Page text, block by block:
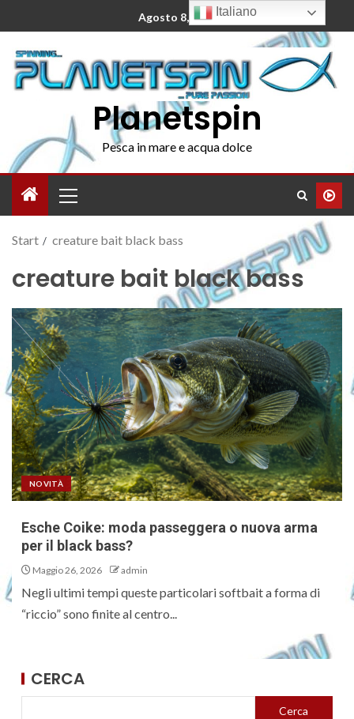
Agosto 8, 2026
Planetspin
Pesca in mare e acqua dolce
Start creature bait black bass
creature bait black bass
NOVITÀ
Esche Coike: moda passeggera o nuova arma
per il black bass?
Maggio 26, 2026 admin
Negli ultimi tempi queste particolari softbait a forma di
“riccio” sono finite al centro...
CERCA
Cerca
Italiano